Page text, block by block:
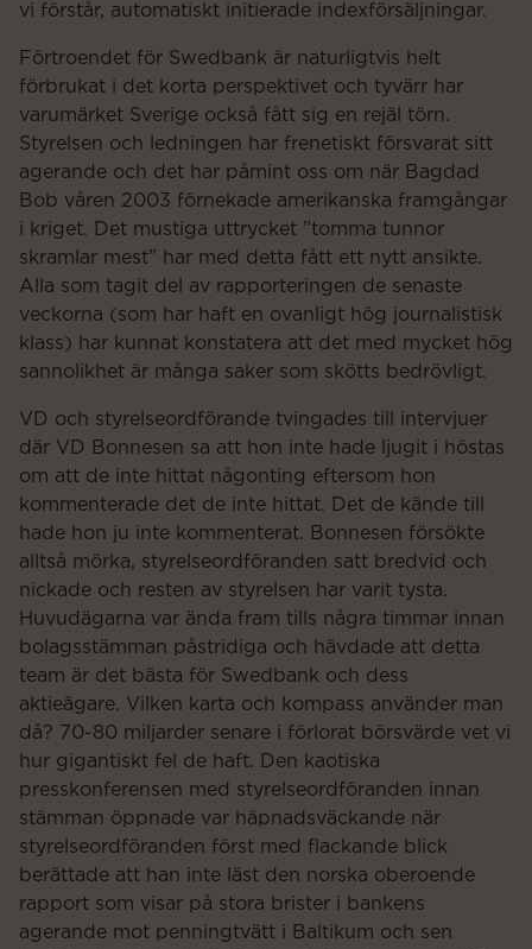
vi förstår, automatiskt initierade indexförsäljningar.
Förtroendet för Swedbank är naturligtvis helt
förbrukat i det korta perspektivet och tyvärr har
varumärket Sverige också fått sig en rejäl törn.
Styrelsen och ledningen har frenetiskt försvarat sitt
agerande och det har påmint oss om när Bagdad
Bob våren 2003 förnekade amerikanska framgångar
i kriget. Det mustiga uttrycket ”tomma tunnor
skramlar mest” har med detta fått ett nytt ansikte.
Alla som tagit del av rapporteringen de senaste
veckorna (som har haft en ovanligt hög journalistisk
klass) har kunnat konstatera att det med mycket hög
sannolikhet är många saker som skötts bedrövligt.
VD och styrelseordförande tvingades till intervjuer
där VD Bonnesen sa att hon inte hade ljugit i höstas
om att de inte hittat någonting eftersom hon
kommenterade det de inte hittat. Det de kände till
hade hon ju inte kommenterat. Bonnesen försökte
alltså mörka, styrelseordföranden satt bredvid och
nickade och resten av styrelsen har varit tysta.
Huvudägarna var ända fram tills några timmar innan
bolagsstämman påstridiga och hävdade att detta
team är det bästa för Swedbank och dess
aktieägare. Vilken karta och kompass använder man
då? 70-80 miljarder senare i förlorat börsvärde vet vi
hur gigantiskt fel de haft. Den kaotiska
presskonferensen med styrelseordföranden innan
stämman öppnade var häpnadsväckande när
styrelseordföranden först med flackande blick
berättade att han inte läst den norska oberoende
rapport som visar på stora brister i bankens
agerande mot penningtvätt i Baltikum och sen